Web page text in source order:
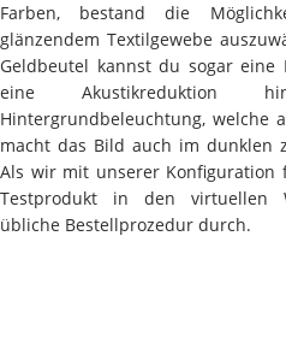
Farben, bestand die
glänzendem Textilgewebe
Geldbeutel kannst du sogar eine
eine Akustikreduktion
Hintergrundbeleuchtung, welche
macht das Bild auch im dunklen
Als wir mit unserer
Testprodukt in den virtuellen
übliche Bestellprozedur durch.